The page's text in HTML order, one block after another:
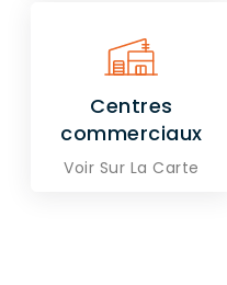
Centres
commerciaux
Voir Sur La Carte